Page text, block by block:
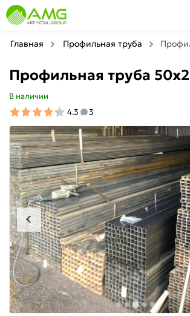
Главная Профильная труба
Профильная труба
В наличии
4.3
3